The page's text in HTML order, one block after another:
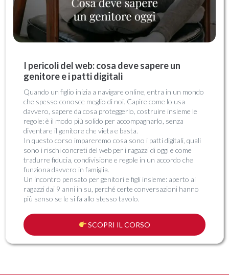
I pericoli del web: cosa deve sapere un
genitore e i patti digitali
Quando un figlio inizia a navigare online, entra in un mondo
che spesso conosce meglio di noi. Capire come lo usa
davvero, sapere da cosa proteggerlo, costruire insieme le
regole: è il modo più solido per accompagnarlo, senza
diventare il genitore che vieta e basta.
In questo corso impareremo cosa sono i patti digitali, quali
sono i rischi concreti del web per i ragazzi di oggi e come
tradurre fiducia, condivisione e regole in un accordo che
funziona davvero in famiglia.
Un incontro pensato per genitori e figli insieme: aperto ai
ragazzi dai 9 anni in su, perché certe conversazioni hanno
più senso se le si fa allo stesso tavolo.
SCOPRI IL CORSO